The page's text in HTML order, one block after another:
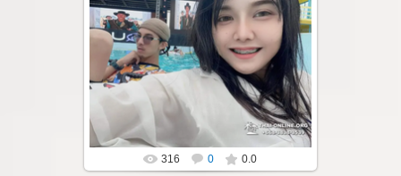
23.10.2022
Columbia Pictures Aquaverse - новый
тематический аквапарк в Паттайе.
Открыт в октябре 2022 после
модернизации и смены...
Thai-Online
316 0 0.0